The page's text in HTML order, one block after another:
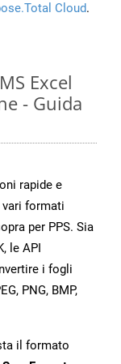
Cloud.
Excel
- Guida
rapide e
formati
per PPS. Sia
le API
i fogli
PNG, BMP,
il formato